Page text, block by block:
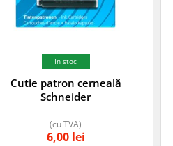
In stoc
Cutie patron cerneală
Schneider
6,00 lei
(cu TVA)